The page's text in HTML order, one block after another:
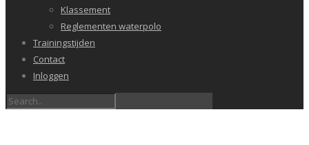
Klassement
Reglementen waterpolo
Trainingstijden
Contact
Inloggen